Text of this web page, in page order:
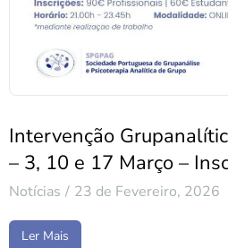
Intervenção
– 3, 10 e 17 Março –
Notícias 23 de Fevereiro, 2026
Ler Mais